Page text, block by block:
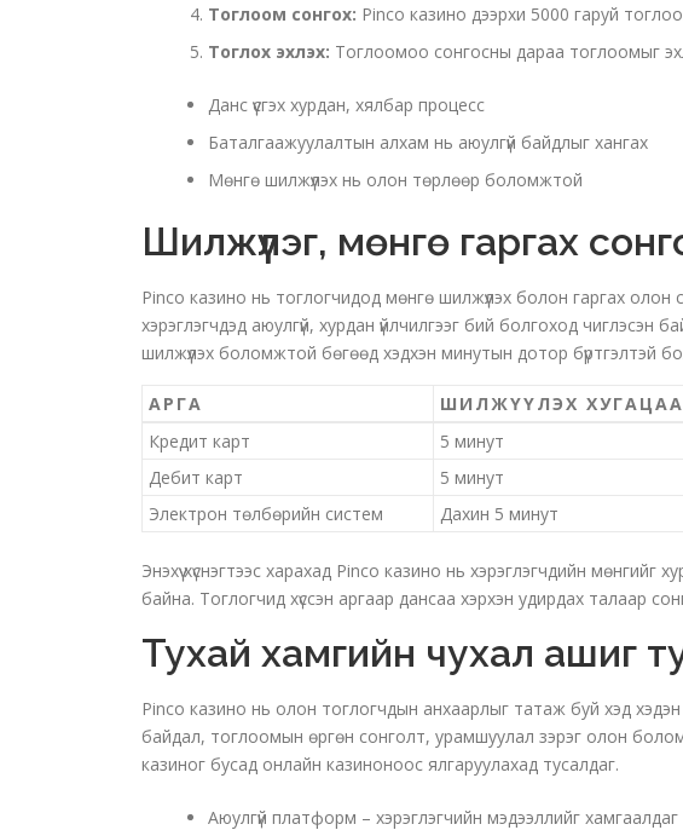
Тоглоом сонгох: Pinco казино дээрхи 5000 гаруй
Тоглох эхлэх: Тоглоомоо сонгосны дараа тоглоомыг
Данс үүсгэх хурдан, хялбар процесс
Баталгаажуулалтын алхам нь аюулгүй байдлыг хангах
Мөнгө шилжүүлэх нь олон төрлөөр боломжтой
Шилжүүлэг, мөнгө гаргах
Pinco казино нь тоглогчидод мөнгө шилжүүлэх болон гаргах
хэрэглэгчдэд аюулгүй, хурдан үйлчилгээг бий болгоход чиглэсэн
шилжүүлэх боломжтой бөгөөд хэдхэн минутын дотор бүртгэлтэй
АРГА ШИЛЖҮҮЛЭХ ХУГАЦАА
Кредит карт
5 минут
Дебит карт
5 минут
Электрон төлбөрийн систем
Дахин 5 минут
Энэхүү хүснэгтээс харахад Pinco казино нь хэрэглэгчдийн мөнгийг
байна. Тоглогчид хүссэн аргаар дансаа хэрхэн удирдах талаар
Тухай хамгийн чухал ашиг
Pinco казино нь олон тоглогчдын анхаарлыг татаж буй хэд
байдал, тоглоомын өргөн сонголт, урамшуулал зэрэг олон
казиног бусад онлайн казиноноос ялгаруулахад тусалдаг.
Аюулгүй платформ – хэрэглэгчийн мэдээллийг хамгаалдаг